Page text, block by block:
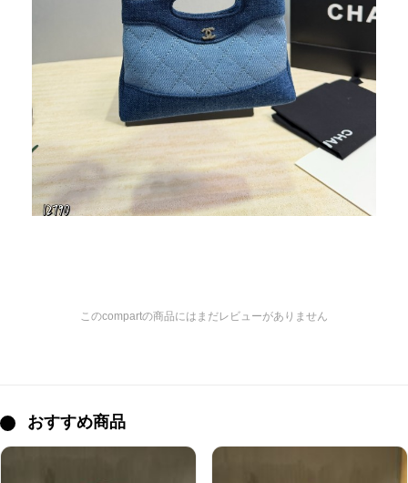
このcompartの商品にはまだレビューがありません
おすすめ商品